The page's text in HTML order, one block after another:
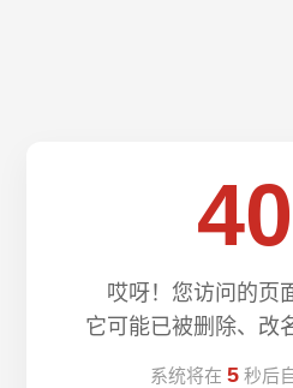
哎呀！您访问的页
它可能已被删除、改
系统将在 5 秒后